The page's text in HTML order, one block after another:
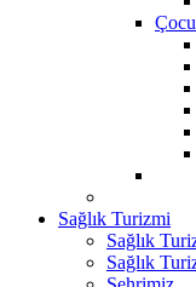
Sağlık Turizmi
Sağlık
Sağlık